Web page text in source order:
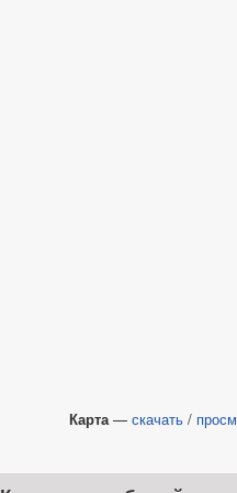
Карта— скачать /